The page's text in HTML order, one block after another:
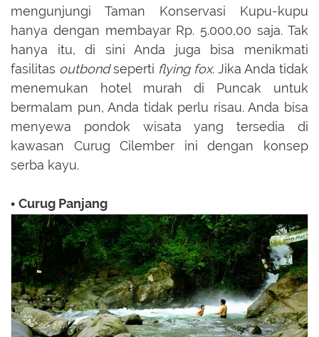
mengunjungi Taman Konservasi Kupu-kupu
hanya dengan membayar Rp. 5.000,00 saja. Tak
hanya itu, di sini Anda juga bisa menikmati
fasilitas outbondseperti flying fox. Jika Anda tidak
menemukan hotel murah di Puncak untuk
bermalam pun, Anda tidak perlu risau. Anda bisa
menyewa pondok wisata yang tersedia di
kawasan Curug Cilember ini dengan konsep
serba kayu.
• Curug Panjang